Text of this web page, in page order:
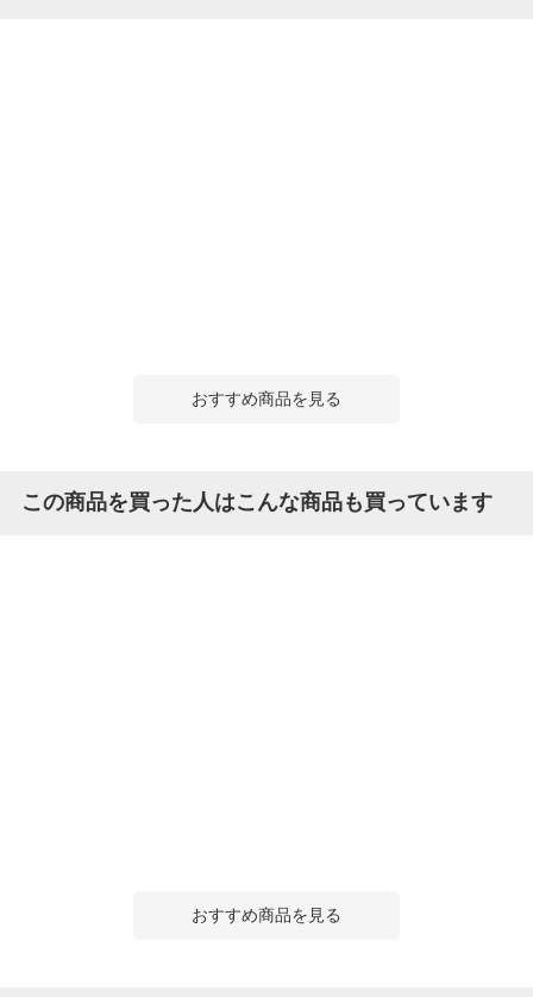
おすすめ商品を見る
この商品を買った人はこんな商品も買っています
おすすめ商品を見る